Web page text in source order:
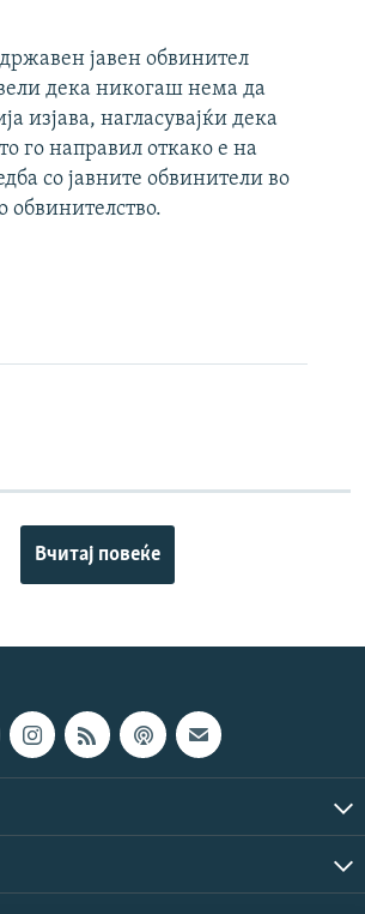
јавен обвинител
дека никогаш нема да
изјава, нагласувајќи дека
го направил откако е на
со јавните обвинители во
обвинителство.
Вчитај повеќе